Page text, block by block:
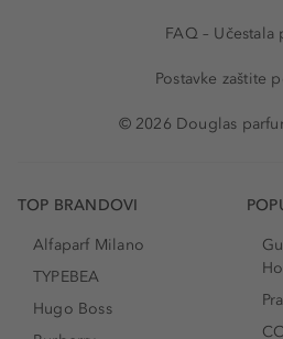
FAQ – Učestala
Postavke zaštite
© 2026 Douglas
TOP BRANDOVI
Alfaparf Milano
TYPEBEA
Hugo Boss